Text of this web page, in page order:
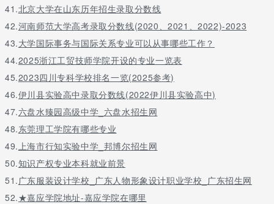
41.北京大学在山东历年招生录取分数线
42.河南师范大学高考录取分数线(2020、2021、2022)-2023
43.大学国际事务与国际关系专业可以从事哪些工作？
44.2025浙江工贸技师学院开设的专业一览表
45.2023四川专科学校排名一览(2025参考)
46.伊川县实验高中录取分数线(2022伊川县实验高中)
47.六盘水臻园高级中学_六盘水招生网
48.东莞理工学院有哪些专业
49.上海市行知实验中学_邦博尔招生网
50.知识产权专业本科就业前景
51.广东服装设计学校_广东人物形象设计职业学校_广东招生网
52.★嘉应学院地址-嘉应学院在哪里